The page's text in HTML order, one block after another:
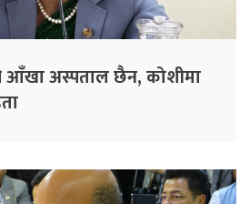
आँखा अस्पताल छैन, कोशीमा